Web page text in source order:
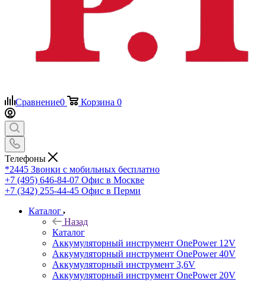
Сравнение0 Корзина 0
Телефоны
*2445 Звонки с мобильных бесплатно
+7 (495) 646-84-07 Офис в Москве
+7 (342) 255-44-45 Офис в Перми
Каталог
Назад
Каталог
Аккумуляторный инструмент OnePower 12V
Аккумуляторный инструмент OnePower 40V
Аккумуляторный инструмент 3,6V
Аккумуляторный инструмент OnePower 20V